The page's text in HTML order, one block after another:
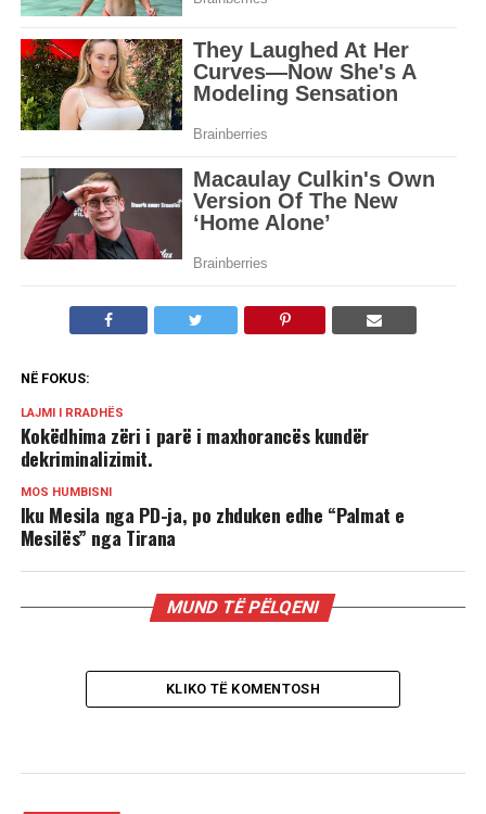
NË FOKUS:
LAJMI I RRADHËS
Kokëdhima zëri i parë i maxhorancës kundër
dekriminalizimit.
MOS HUMBISNI
Iku Mesila nga PD-ja, po zhduken edhe “Palmat e
Mesilës” nga Tirana
MUND TË PËLQENI
KLIKO TË KOMENTOSH